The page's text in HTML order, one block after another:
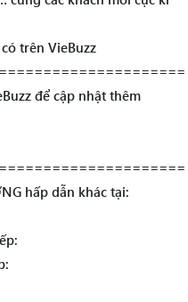
trên VieBuzz
để cập nhật thêm
hấp dẫn khác tại: